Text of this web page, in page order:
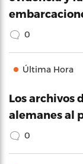
0
Última Hora
Los archivos
alemanes al
0